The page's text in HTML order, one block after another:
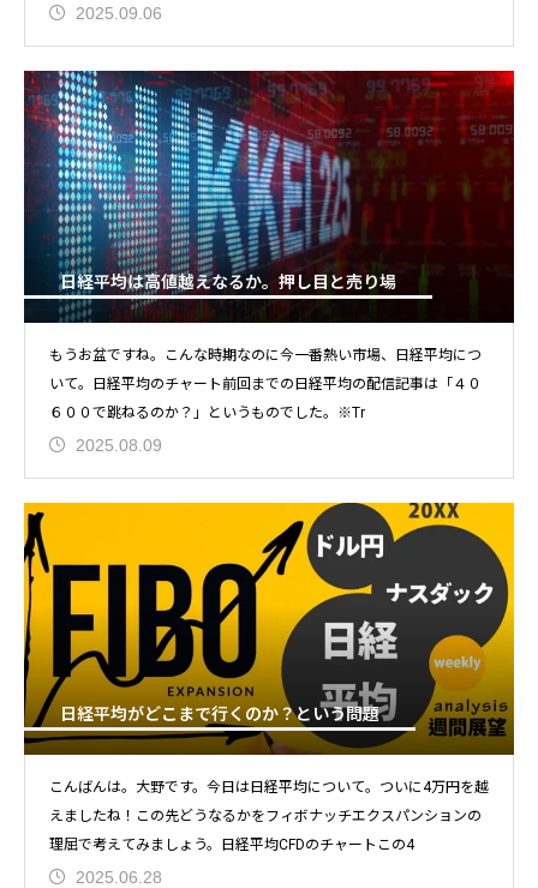
足、2025.09.06
日経平均は高値越えなるか。押し目と売り場
もうお盆ですね。こんな時期なのに今一番熱い市場、日経平均につ
いて。日経平均のチャート前回までの日経平均の配信記事は「４０
６００で跳ねるのか？」というものでした。※Tr
2025.08.09
日経平均がどこまで行くのか？という問題
こんばんは。大野です。今日は日経平均について。ついに4万円を越
えましたね！この先どうなるかをフィボナッチエクスパンションの
理屈で考えてみましょう。日経平均CFDのチャートこの4
2025.06.28